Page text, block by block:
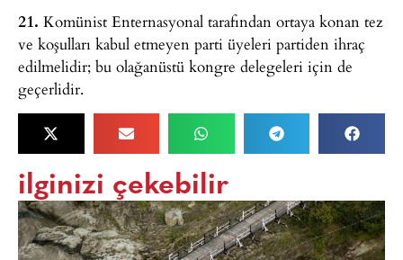
21. Komünist Enternasyonal tarafından ortaya konan tez
ve koşulları kabul etmeyen parti üyeleri partiden ihraç
edilmelidir; bu olağanüstü kongre delegeleri için de
geçerlidir.
ilginizi çekebilir